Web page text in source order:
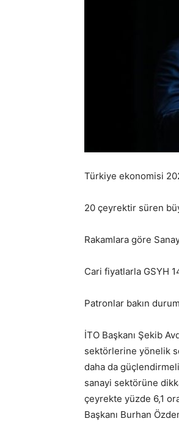
Türkiye ekonomisi
20 çeyrektir süren
Rakamlara göre
Cari fiyatlarla GSYH
Patronlar bakın
İTO Başkanı Şekib
sektörlerine yönelik
daha da
sanayi sektörüne
çeyrekte yüzde 6,1
Başkanı Burhan